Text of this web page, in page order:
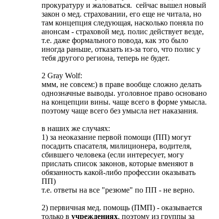
прокуратуру и жаловаться. сейчас вышел новый
закон о мед. страховании, его еще не читала, но
там концепция следующая, насколько поняла по
анонсам - страховой мед. полис действует везде,
т.е. даже формального повода, как это было
иногда раньше, отказать из-за того, что полис у
тебя другого региона, теперь не будет.
2 Gray Wolf:
ммм, не совсем:) в праве вообще сложно делать
однозначные выводы. уголовное право основано
на концепции вины. чаще всего в форме умысла.
поэтому чаще всего без умысла нет наказания.
в наших же случаях:
1) за неоказание первой помощи (ПП) могут
посадить спасателя, милиционера, водителя,
сбившего человека (если интересует, могу
прислать список законов, которые вменяют в
обязанность какой-либо профессии оказывать
ПП)
т.е. ответы на все "резюме" по ПП - не верно.
2) первичная мед. помощь (ПМП) - оказывается
только в учреждениях, поэтому из группы за